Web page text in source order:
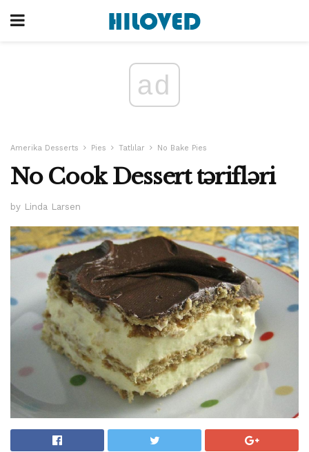
ad
Amerika Desserts Pies Tatlılar No Bake Pies
No Cook Dessert tərifləri
by Linda Larsen